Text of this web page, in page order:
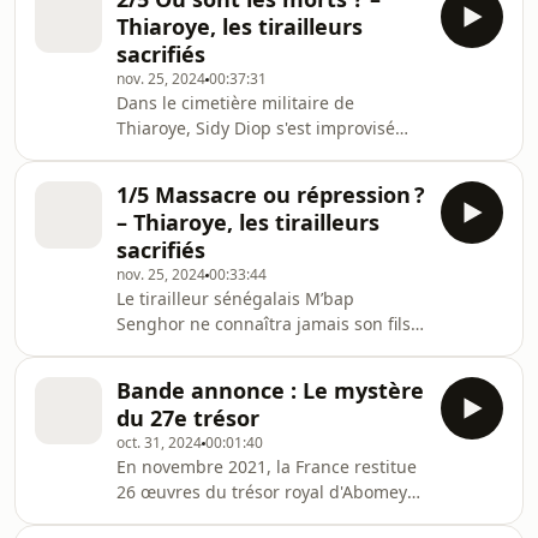
militaire de Thiaroye. Rescapé du
massacre de Thiaroye, il a été
condamné à dix ans de prison par la
justice militaire. Comme 33 autres
tirailleurs africains, on l’a accusé
d’avoir organisé une mutinerie contre
les officiers français présents dans l
Thiaroye, les tirailleurs
sacrifiés
nov. 25, 202400:37:31
Dans le cimetière militaire de
Thiaroye, Sidy Diop s'est improvisé
Déclaré « cimetière national » en 2004
par Abdoulaye Wade, alors Président
de la république du Sénégal, le lieu
abrite néanmoins des tombes
symboliques, réputées vides.
Personne ne sait où sont les corps des
victimes du massacre de Thiaroye. Les
tirailleurs so
1/5 Massacre ou répression ?
– Thiaroye, les tirailleurs
sacrifiés
nov. 25, 202400:33:44
Le tirailleur sénégalais M’bap
Senghor ne connaîtra jamais son fils,
français pendant la Seconde Guerre
mondiale, il rentre d’Europe pour
rejoindre le camp militaire de
Thiaroye. Il y sera abattu le 1er
décembre 1944, sur ordre d’officiers
français. Ce massacre a coûté la vie à
Bande annonce : Le mystère
du 27e trésor
oct. 31, 202400:01:40
En novembre 2021, la France restitue
26 œuvres du trésor royal d'Abomey